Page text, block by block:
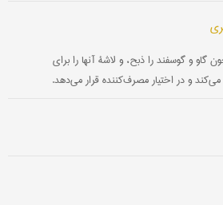
و گوسفند را ذبح، و لاشۀ آنها را برای
و در اختیار مصرف‌کننده قرار می‌دهد.